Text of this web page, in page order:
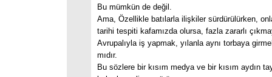
Bu mümkün de değil.
Ama, Özellikle batılarla ilişkiler sürdürülürken,
tarihi tespiti kafamızda olursa, fazla zararlı
Avrupalıyla iş yapmak, yılanla aynı torbaya
mıdır.
Bu sözlere bir kısım medya ve bir kısım aydın